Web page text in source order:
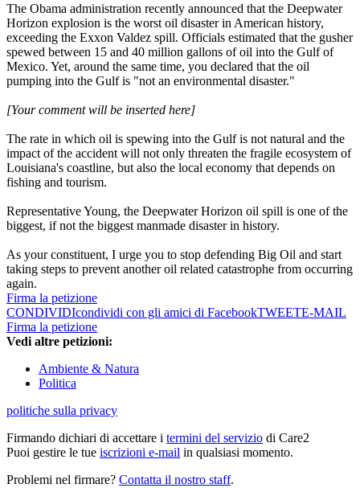
The Obama administration recently announced that the Deepwater
Horizon explosion is the worst oil disaster in American history,
exceeding the Exxon Valdez spill. Officials estimated that the gusher
spewed between 15 and 40 million gallons of oil into the Gulf of
Mexico. Yet, around the same time, you declared that the oil
pumping into the Gulf is "not an environmental disaster."
[Your comment will be inserted here]
The rate in which oil is spewing into the Gulf is not natural and the
impact of the accident will not only threaten the fragile ecosystem of
Louisiana's coastline, but also the local economy that depends on
fishing and tourism.
Representative Young, the Deepwater Horizon oil spill is one of the
biggest, if not the biggest manmade disaster in history.
As your constituent, I urge you to stop defending Big Oil and start
taking steps to prevent another oil related catastrophe from occurring
again.
Firma la petizione
CONDIVIDIcondividi con gli amici di FacebookTWEETE-MAIL
Firma la petizione
Vedi altre petizioni:
Ambiente & Natura
Politica
politiche sulla privacy
Firmando dichiari di accettare i termini del servizio di Care2
Puoi gestire le tue iscrizioni e-mail in qualsiasi momento.
Problemi nel firmare? Contatta il nostro staff.